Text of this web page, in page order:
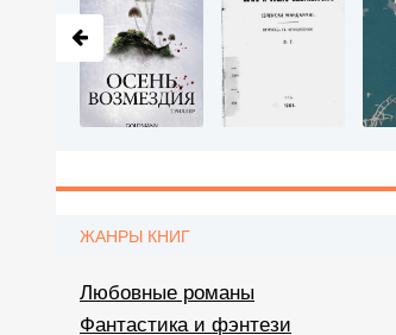
ЖАНРЫ КНИГ
Любовные романы
Фантастика и фэнтези